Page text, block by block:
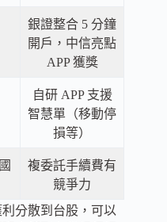
銀證整合 5 分鐘
開戶，中信亮點
APP 獲獎
自研 APP 支援
智慧單（移動停
損等）
複委託手續費有
競爭力
分散到台股，可以